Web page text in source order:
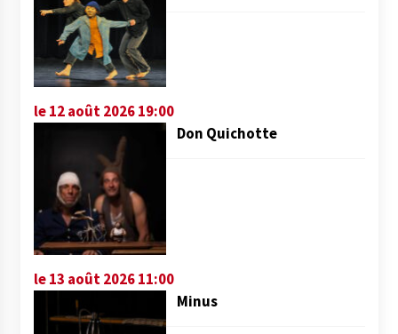
le 12 août 2026 19:00
Don Quichotte
le 13 août 2026 11:00
Minus